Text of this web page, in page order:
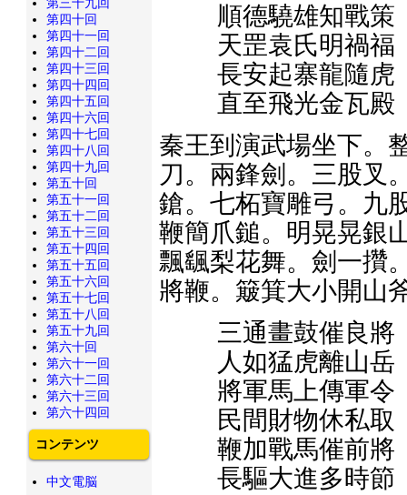
順德驍雄知戰
天罡袁氏明禍
長安起寨龍隨
直至飛光金瓦
秦王到演武場坐下。
刀。兩鋒劍。三股叉
鎗。七柘寶雕弓。九
鞭簡爪鎚。明晃晃銀
飄颻梨花舞。劍一攢
將鞭。簸箕大小開山
三通畫鼓催良
人如猛虎離山
將軍馬上傳軍
民間財物休私
鞭加戰馬催前
長驅大進多時
第四十回
第四十一回
第四十二回
第四十三回
第四十四回
第四十五回
第四十六回
第四十七回
第四十八回
第四十九回
第五十回
第五十一回
第五十二回
第五十三回
第五十四回
第五十五回
第五十六回
第五十七回
第五十八回
第五十九回
第六十回
第六十一回
第六十二回
第六十三回
第六十四回
コンテンツ
中文電脳